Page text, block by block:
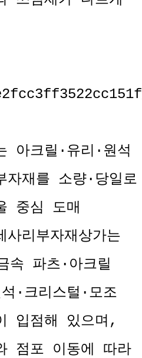
아크릴·유리·원석
자재를 소량·당일로
중심 도매
리부자재상가는
속 파츠·아크릴
·크리스털·모조
입점해 있으며,
점포 이동에 따라